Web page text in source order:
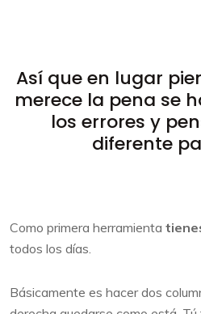
Así que en lugar
merece la pena se
los errores y
diferente
Como primera herramienta
todos los días.
Básicamente es hacer dos